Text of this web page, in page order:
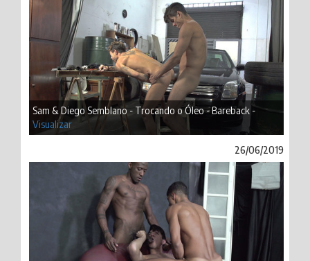
Sam & Diego Semblano - Trocando o Óleo - Bareback -
Visualizar
26/06/2019